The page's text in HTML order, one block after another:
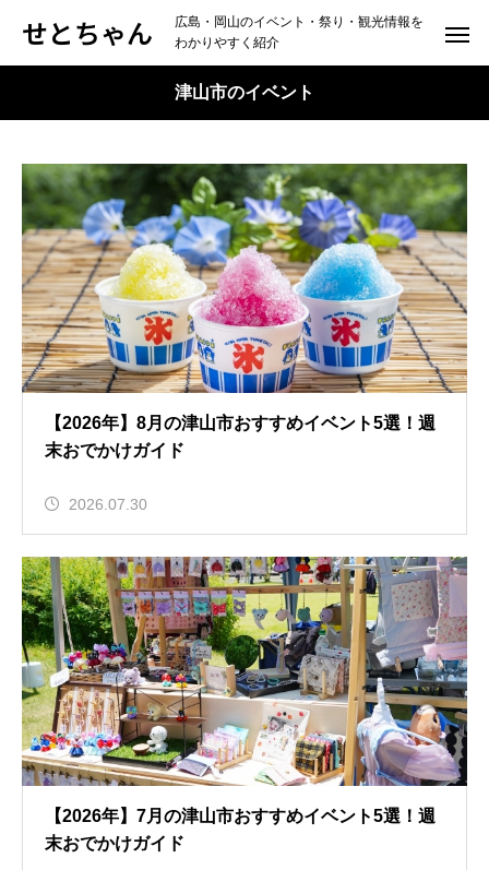
せとちゃん
広島・岡山のイベント・祭り・観光情報を
わかりやすく紹介
津山市のイベント
【2026年】8月の津山市おすすめイベント5選！週
末おでかけガイド
2026.07.30
【2026年】7月の津山市おすすめイベント5選！週
末おでかけガイド